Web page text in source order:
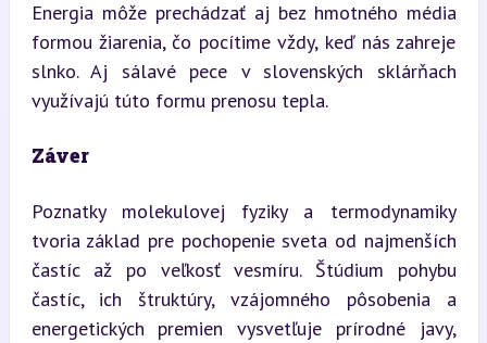
Energia môže prechádzať aj bez hmotného média
formou žiarenia, čo pocítime vždy, keď nás zahreje
slnko. Aj sálavé pece v slovenských sklárňach
využívajú túto formu prenosu tepla.
Záver
Poznatky molekulovej fyziky a termodynamiky
tvoria základ pre pochopenie sveta od najmenších
častíc až po veľkosť vesmíru. Štúdium pohybu
častíc, ich štruktúry, vzájomného pôsobenia a
energetických premien vysvetľuje prírodné javy,